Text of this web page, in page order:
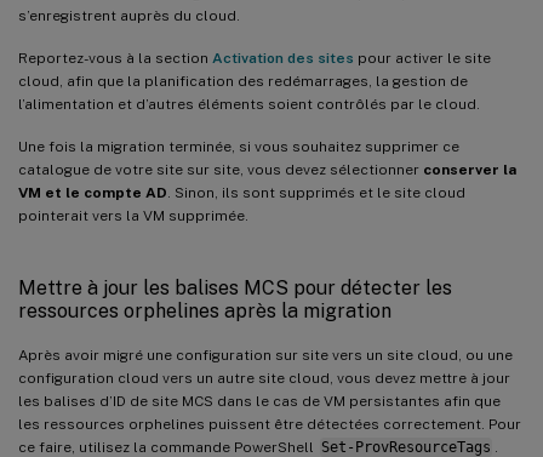
s’enregistrent auprès du cloud.
Reportez-vous à la section Activation des sites pour activer le site
cloud, afin que la planification des redémarrages, la gestion de
l’alimentation et d’autres éléments soient contrôlés par le cloud.
Une fois la migration terminée, si vous souhaitez supprimer ce
catalogue de votre site sur site, vous devez sélectionner conserver la
VM et le compte AD. Sinon, ils sont supprimés et le site cloud
pointerait vers la VM supprimée.
Mettre à jour les balises MCS pour détecter les
ressources orphelines après la migration
Après avoir migré une configuration sur site vers un site cloud, ou une
configuration cloud vers un autre site cloud, vous devez mettre à jour
les balises d’ID de site MCS dans le cas de VM persistantes afin que
les ressources orphelines puissent être détectées correctement. Pour
ce faire, utilisez la commande PowerShell Set-ProvResourceTags .